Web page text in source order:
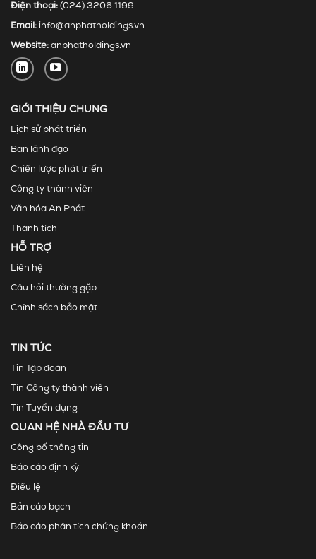
Điện thoại: (024) 3206 1199
Email: info@anphatholdings.vn
Website: anphatholdings.vn
GIỚI THIỆU CHUNG
Lịch sử phát triển
Ban lãnh đạo
Chiến lược phát triển
Công ty thành viên
Văn hóa An Phát
Thành tích
HỖ TRỢ
Liên hệ
Câu hỏi thường gặp
Chính sách bảo mật
TIN TỨC
Tin Tập đoàn
Tin Công ty thành viên
Tin Tuyển dụng
QUAN HỆ NHÀ ĐẦU TƯ
Công bố thông tin
Báo cáo định kỳ
Điều lệ
Bản cáo bạch
Báo cáo phân tích chứng khoán